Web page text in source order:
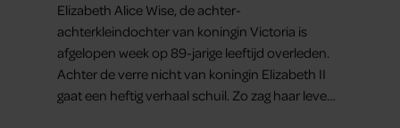
Elizabeth Alice Wise, de achter-
achterkleindochter van koningin Victoria is
afgelopen week op 89-jarige leeftijd overleden.
Achter de verre nicht van koningin Elizabeth II
gaat een heftig verhaal schuil. Zo zag haar leven